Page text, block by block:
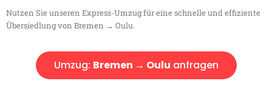
Nutzen Sie unseren Express-Umzug für eine schnelle und effiziente
Übersiedlung von Bremen → Oulu.
Umzug: Bremen → Oulu anfragen